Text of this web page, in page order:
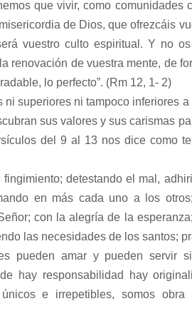
que vivir, como comunidades
de Dios, que ofrezcáis
vuestro culto espiritual. Y no
renovación de vuestra mente, de
lo perfecto”. (Rm 12, 1- 2)
ni superiores ni tampoco inferiores
sus valores y sus carismas
del 9 al 13 nos dice como
detestando el mal,
en más cada uno a los
con la alegría de la
las necesidades de los santos;
pueden amar y pueden servir
hay responsabilidad hay
e irrepetibles, somos